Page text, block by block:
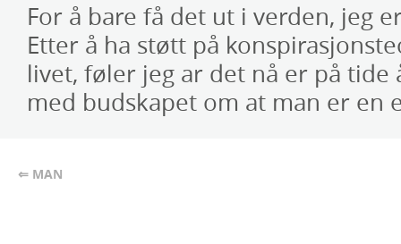
For å bare få det ut i verden, jeg
Etter å ha støtt på
livet, føler jeg ar det nå er på tide
med budskapet om at man er en
⇐ MAN